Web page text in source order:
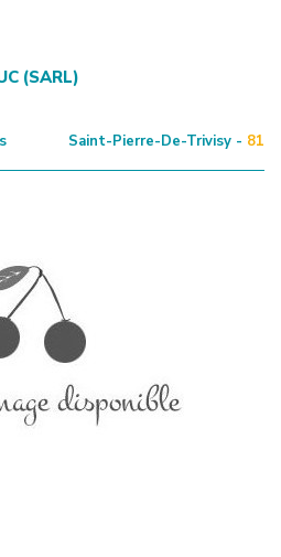
(SARL)
Saint-Pierre-De-Trivisy - 81